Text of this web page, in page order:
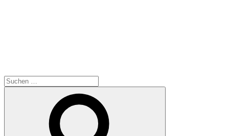
Suchen
nach: